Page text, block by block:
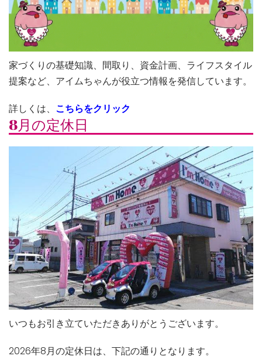
家づくりの基礎知識、間取り、資金計画、ライフスタイル
提案など、アイムちゃんが役立つ情報を発信しています。
詳しくは、 こちらをクリック
8月の定休日
いつもお引き立ていただきありがとうございます。
2026年8月の定休日は、下記の通りとなります。